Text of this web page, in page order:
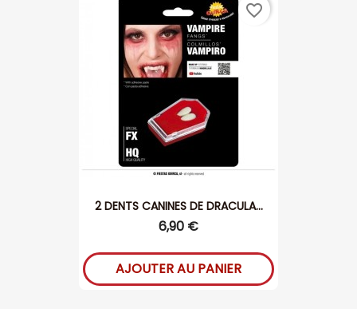
2 DENTS CANINES DE DRACULA...
6,90 €
AJOUTER AU PANIER
favorite_border